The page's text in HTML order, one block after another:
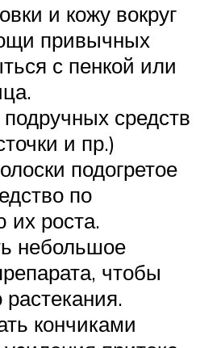
и кожу вокруг
привычных
с пенкой или
средств
и пр.)
подогретое
по
их роста.
небольшое
чтобы
растекания.
кончиками